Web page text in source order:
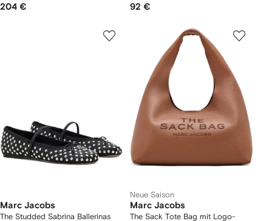
204 € 92 €
Marc Jacobs
The Studded Sabrina Ballerinas
Neue Saison
Marc Jacobs
The Sack Tote Bag mit Logo-